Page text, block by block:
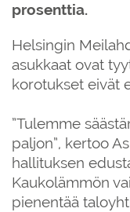
prosenttia.
Helsingin
asukkaat ovat
korotukset eivät
”Tulemme
paljon”, kertoo
hallituksen
Kaukolämmön
pienentää